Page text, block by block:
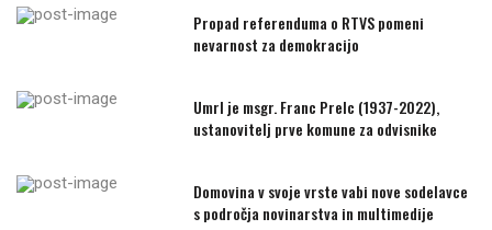
Propad referenduma o RTVS pomeni
nevarnost za demokracijo
Umrl je msgr. Franc Prelc (1937-2022),
ustanovitelj prve komune za odvisnike
Domovina v svoje vrste vabi nove sodelavce
s področja novinarstva in multimedije